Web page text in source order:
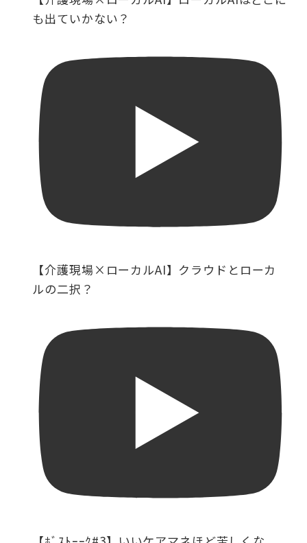
も出ていかない？
【介護現場×ローカルAI】クラウドとローカ
ルの二択？